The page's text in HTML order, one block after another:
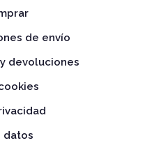
de envío
devoluciones
datos